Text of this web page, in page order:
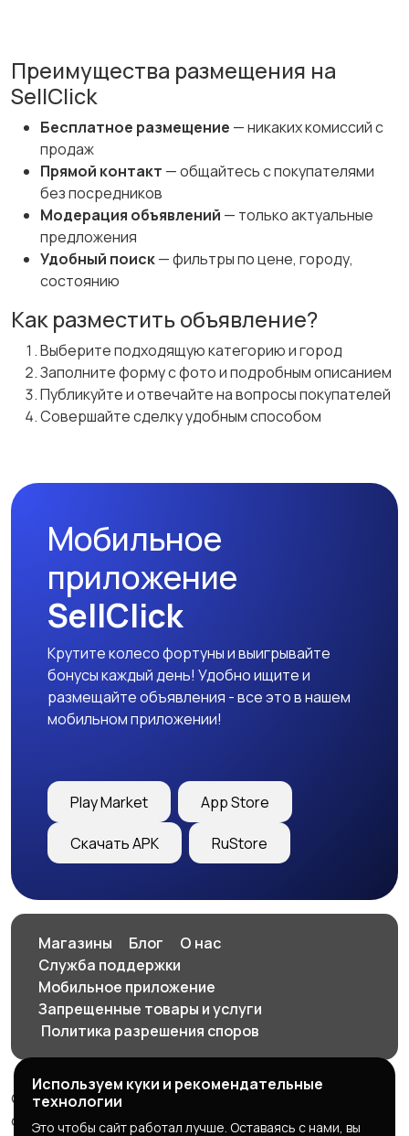
Преимущества размещения на
SellClick
Бесплатное размещение — никаких комиссий с
продаж
Прямой контакт — общайтесь с покупателями
без посредников
Модерация объявлений — только актуальные
предложения
Удобный поиск— фильтры по цене, городу,
состоянию
Как разместить объявление?
Выберите подходящую категорию и город
Заполните форму с фото и подробным описанием
Публикуйте и отвечайте на вопросы покупателей
Совершайте сделку удобным способом
Мобильное
приложение
SellClick
Крутите колесо фортуны и выигрывайте
бонусы каждый день! Удобно ищите и
размещайте объявления - все это в нашем
мобильном приложении!
Play Market App Store
Скачать APK RuStore
Магазины Блог
О нас
Служба поддержки
Мобильное приложение
Запрещенные товары и услуги
️ Политика разрешения споров
© 2026 SellClick - доска частных и коммерческих
объявлений
Используем куки и рекомендательные
технологии
Это чтобы сайт работал лучше. Оставаясь с нами, вы